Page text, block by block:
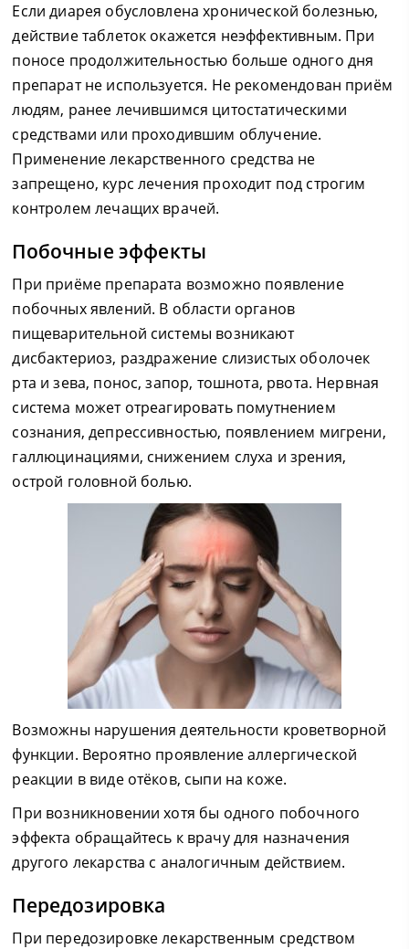
Если диарея обусловлена хронической болезнью,
действие таблеток окажется неэффективным. При
поносе продолжительностью больше одного дня
препарат не используется. Не рекомендован приём
людям, ранее лечившимся цитостатическими
средствами или проходившим облучение.
Применение лекарственного средства не
запрещено, курс лечения проходит под строгим
контролем лечащих врачей.
Побочные эффекты
При приёме препарата возможно появление
побочных явлений. В области органов
пищеварительной системы возникают
дисбактериоз, раздражение слизистых оболочек
рта и зева, понос, запор, тошнота, рвота. Нервная
система может отреагировать помутнением
сознания, депрессивностью, появлением мигрени,
галлюцинациями, снижением слуха и зрения,
острой головной болью.
Возможны нарушения деятельности кроветворной
функции. Вероятно проявление аллергической
реакции в виде отёков, сыпи на коже.
При возникновении хотя бы одного побочного
эффекта обращайтесь к врачу для назначения
другого лекарства с аналогичным действием.
Передозировка
При передозировке лекарственным средством